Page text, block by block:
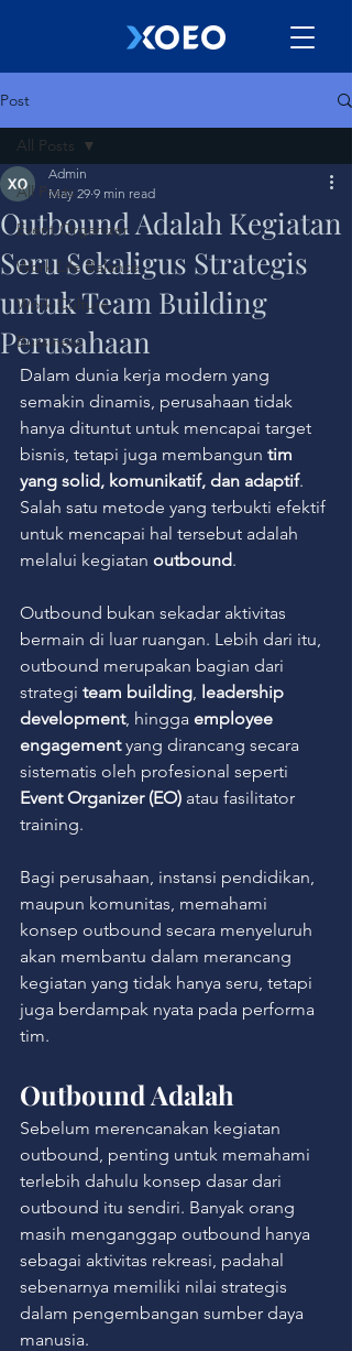
Post
All Posts
Event Organizer
Work Life Balance
Work Culture
Bussiness
All Posts
Outbound Adalah Kegiatan
Seru Sekaligus Strategis
untuk Team Building
Perusahaan
Admin
May 29 9 min read
Dalam dunia kerja modern yang
semakin dinamis, perusahaan tidak
hanya dituntut untuk mencapai target
bisnis, tetapi juga membangun tim
yang solid, komunikatif, dan adaptif.
Salah satu metode yang terbukti efektif
untuk mencapai hal tersebut adalah
melalui kegiatan outbound.
Outbound bukan sekadar aktivitas
bermain di luar ruangan. Lebih dari itu,
outbound merupakan bagian dari
strategi team building, leadership
development, hingga employee
engagement yang dirancang secara
sistematis oleh profesional seperti
Event Organizer (EO) atau fasilitator
training.
Bagi perusahaan, instansi pendidikan,
maupun komunitas, memahami
konsep outbound secara menyeluruh
akan membantu dalam merancang
kegiatan yang tidak hanya seru, tetapi
juga berdampak nyata pada performa
tim.
Outbound Adalah
Sebelum merencanakan kegiatan
outbound, penting untuk memahami
terlebih dahulu konsep dasar dari
outbound itu sendiri. Banyak orang
masih menganggap outbound hanya
sebagai aktivitas rekreasi, padahal
sebenarnya memiliki nilai strategis
dalam pengembangan sumber daya
manusia.